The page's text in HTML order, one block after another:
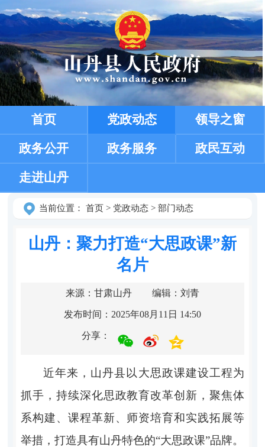
首页 党政动态 领导之窗
政务公开 政务服务 政民互动
走进山丹
当前位置： 首页> 党政动态> 部门动态
山丹：聚力打造“大思政课”新
名片
来源：甘肃山丹 编辑：刘青
发布时间：2025年08月11日 14:50
分享：
近年来，山丹县以大思政课建设工程为
抓手，持续深化思政教育改革创新，聚焦体
系构建、课程革新、师资培育和实践拓展等
举措，打造具有山丹特色的“大思政课”品牌。